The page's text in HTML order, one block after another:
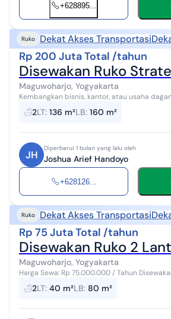
+628895...
Ruko Dekat Akses Transportasi
Rp 200 Juta Total /tahun
Disewakan Ruko
Maguwoharjo, Yogyakarta
Kembangkan bisnis, kantor, atau usaha
bisnis paling ramai dan strategis di
Rumah Toko (Ruko)...
2LT: 136 m²LB: 160 m²
JH
Diperbarui 1 bulan yang lalu oleh
Joshua Arief Handoyo
+628126...
Ruko Dekat Akses Transportasi
Rp 75 Juta Total /tahun
Disewakan Ruko 2
Maguwoharjo, Yogyakarta
Harga Sewa: Rp 75.000.000 / Tahun Disewakan ruang usaha
(Toko/Ruko) yang berlokasi sangat strategis
Jl.Tajem Raya ,Maguwoha...
2LT: 40 m²LB: 80 m²